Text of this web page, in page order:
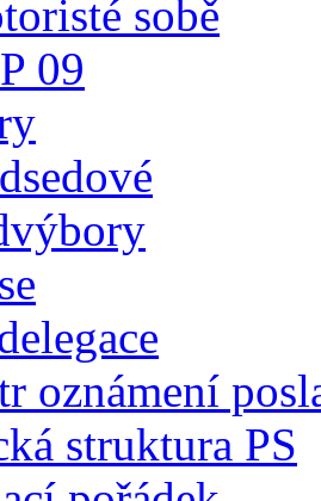
sobě
09
oznámení
struktura PS